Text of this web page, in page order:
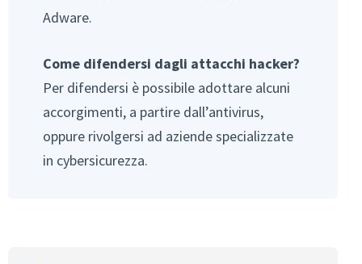
Adware.
Come difendersi dagli attacchi hacker?
Per difendersi è possibile adottare alcuni
accorgimenti, a partire dall’antivirus,
oppure rivolgersi ad aziende specializzate
in cybersicurezza.